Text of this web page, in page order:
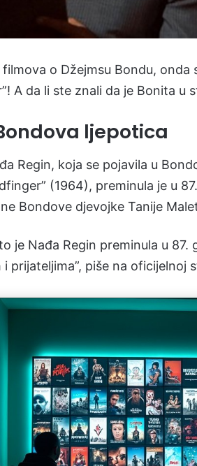
o Džejmsu Bondu,
A da li ste znali da je Bonita u
ljepotica
Regin, koja se pojavila u
(1964), preminula je u
Bondove djevojke Tanije
je Nađa Regin preminula u
prijateljima”, piše na oficijelnoj